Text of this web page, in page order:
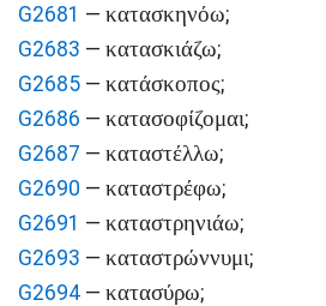
G2681 — κατασκηνόω;
G2683 — κατασκιάζω;
G2685 — κατάσκοπος;
G2686 — κατασοφίζομαι;
G2687 — καταστέλλω;
G2690 — καταστρέφω;
G2691 — καταστρηνιάω;
G2693 — καταστρώννυμι;
G2694 — κατασύρω;